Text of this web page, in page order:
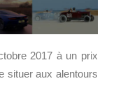
2017 à un prix
situer aux alentours